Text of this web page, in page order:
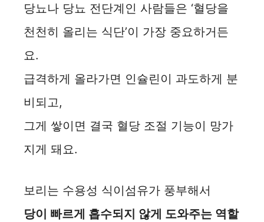
당뇨나 당뇨 전단계인 사람들은 ‘혈당을
천천히 올리는 식단’이 가장 중요하거든
요.
급격하게 올라가면 인슐린이 과도하게 분
비되고,
그게 쌓이면 결국 혈당 조절 기능이 망가
지게 돼요.
보리는 수용성 식이섬유가 풍부해서
당이 빠르게 흡수되지 않게 도와주는 역할